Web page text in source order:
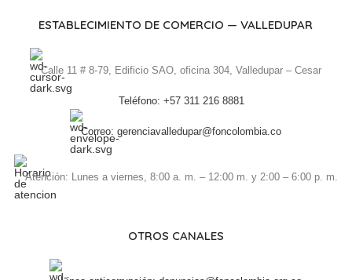
ESTABLECIMIENTO DE COMERCIO — VALLEDUPAR
Calle 11 # 8-79, Edificio SAO, oficina 304, Valledupar – Cesar
Teléfono: +57 311 216 8881
Correo: gerenciavalledupar@foncolombia.co
Atención: Lunes a viernes, 8:00 a. m. – 12:00 m. y 2:00 – 6:00 p. m.
OTROS CANALES